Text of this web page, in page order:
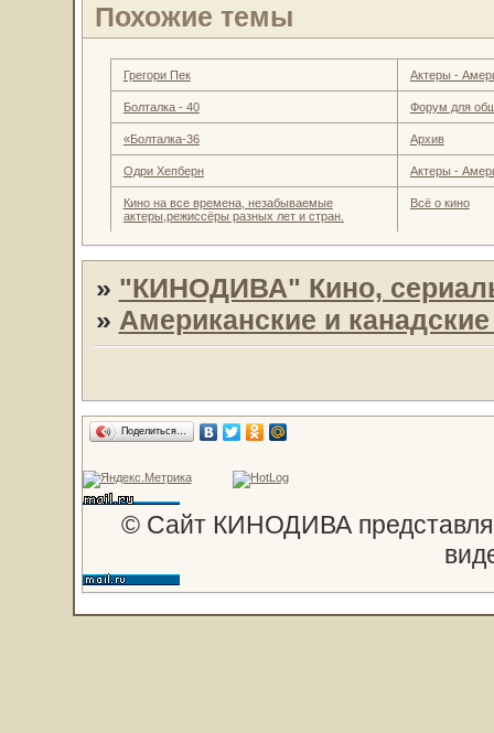
Похожие темы
Грегори Пек Актеры -
Болталка - 40 Форум для
«Болталка-36 Архив
Одри Хепберн Актеры -
Кино на все времена, незабываемые
актеры,режиссёры разных лет и стран.
Всё о кино
» "КИНОДИВА" Кино,
» Американские и
Поделиться…
© Сайт КИНОДИВА